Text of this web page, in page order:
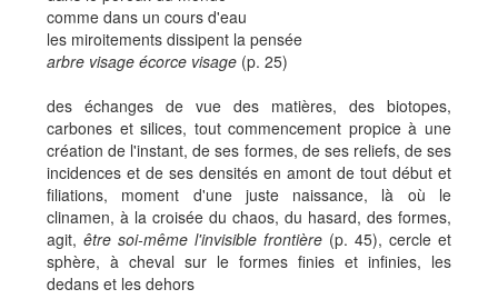
comme dans un cours d'eau
les miroitements dissipent la pensée
arbre visage écorce visage (p. 25)
des échanges de vue des matières, des biotopes,
carbones et silices, tout commencement propice à une
création de l'instant, de ses formes, de ses reliefs, de ses
incidences et de ses densités en amont de tout début et
filiations, moment d'une juste naissance, là où le
clinamen, à la croisée du chaos, du hasard, des formes,
agit, être soi-même l'invisible frontière (p. 45), cercle et
sphère, à cheval sur le formes finies et infinies, les
dedans et les dehors